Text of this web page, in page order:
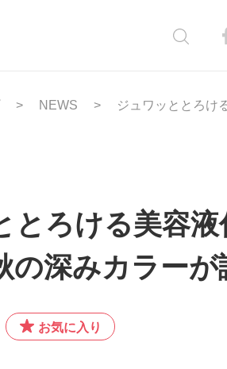
NEWS ジュワッととろけ
とろける美容
の深みカラーが
お気に入り